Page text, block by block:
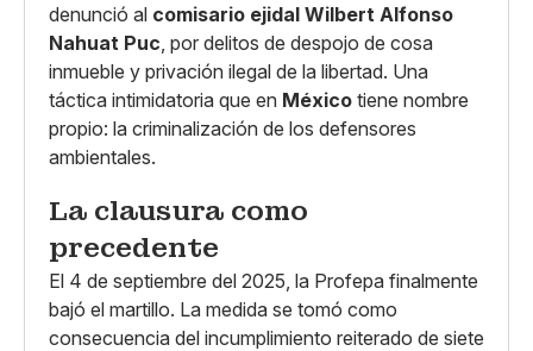
denunció al comisario ejidal Wilbert Alfonso
Nahuat Puc , por delitos de despojo de cosa
inmueble y privación ilegal de la libertad. Una
táctica intimidatoria que en México tiene nombre
propio: la criminalización de los defensores
ambientales.
La clausura como
precedente
El 4 de septiembre del 2025, la Profepa finalmente
bajó el martillo. La medida se tomó como
consecuencia del incumplimiento reiterado de siete